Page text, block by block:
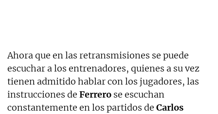
Ahora que en las retransmisiones se puede
escuchar a los entrenadores, quienes a su vez
tienen admitido hablar con los jugadores, las
instrucciones de Ferrero se escuchan
constantemente en los partidos de Carlos